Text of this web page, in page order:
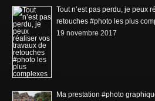
Tout n’est pas perdu, je peux
retouches #photo les plus
19 novembre 2017
Ma prestation #photo